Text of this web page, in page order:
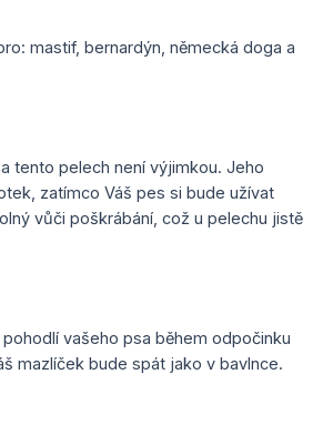
mastif, bernardýn, německá doga a
tento pelech není výjimkou. Jeho
zatímco Váš pes si bude užívat
vůči poškrábání, což u pelechu jistě
pohodlí vašeho psa během odpočinku
mazlíček bude spát jako v bavlnce.